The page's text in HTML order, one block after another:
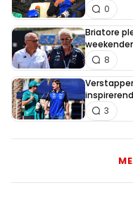
0
Briatore
8
3